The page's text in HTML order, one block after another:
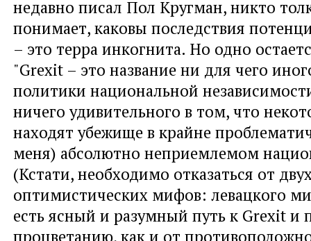
недавно писал Пол Кругман, никто
понимает, каковы последствия
– это терра инкогнита. Но одно
"Grexit – это название ни для чего
политики национальной
ничего удивительного в том, что
находят убежище в крайне
меня) абсолютно неприемлемом
(Кстати, необходимо отказаться от
оптимистических мифов: левацкого
есть ясный и разумный путь к Grexit и
процветанию, как и от